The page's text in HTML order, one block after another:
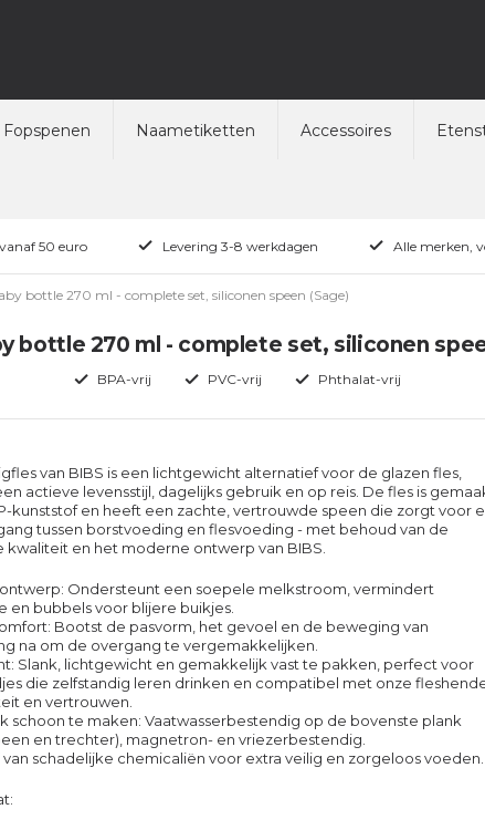
Fopspenen Naametiketten Accessoires
50 euro Levering 3-8 werkdagen Alle merken,
bottle 270 ml - complete set, siliconen speen (Sage)
bottle 270 ml - complete set, siliconen
BPA-vrij PVC-vrij Phthalat-vrij
van BIBS is een lichtgewicht alternatief voor de glazen fles,
actieve levensstijl, dagelijks gebruik en op reis. De fles is
kunststof en heeft een zachte, vertrouwde speen die zorgt voor
tussen borstvoeding en flesvoeding - met behoud van de
en het moderne ontwerp van BIBS.
Ondersteunt een soepele melkstroom, vermindert
en bubbels voor blijere buikjes.
Bootst de pasvorm, het gevoel en de beweging van
na om de overgang te vergemakkelijken.
Slank, lichtgewicht en gemakkelijk vast te pakken, perfect voor
die zelfstandig leren drinken en compatibel met onze
en vertrouwen.
schoon te maken: Vaatwasserbestendig op de bovenste plank
en trechter), magnetron- en vriezerbestendig.
van schadelijke chemicaliën voor extra veilig en zorgeloos voeden.